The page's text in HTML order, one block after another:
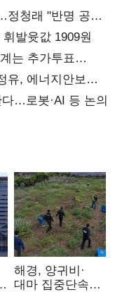
정청래 "반명 공세
발윳값 1909원
는 추가투표
유, 에너지안보
…로봇·AI 등 논의
해경, 양귀비·
대마 집중단속…